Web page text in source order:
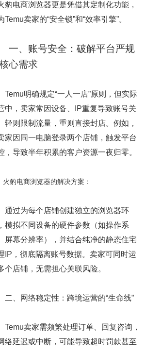
豹电商浏览器更是凭借其定制化功能，
Temu卖家的“安全锁”和“效率引擎”。
、账号安全：破解平台严规
心需求
明确规定“一人一店”原则，但实际
中，卖家常因设备、IP重复导致账号关
轻则限制流量，重则直接封店。例如，
家因同一电脑登录两个店铺，触发平台
，导致半年积累的客户资源一夜归零。
电商浏览器的解决方案：
过为每个店铺创建独立的浏览器环
模拟不同设备的硬件参数（如操作系
屏幕分辨率），并结合纯净的静态住宅
IP，彻底隔离账号数据。卖家可同时运
个店铺，无需担心关联风险。
、网络稳定性：跨境运营的“生命线”
卖家需频繁处理订单、回复咨询，
络延迟或中断，可能导致超时罚款甚至